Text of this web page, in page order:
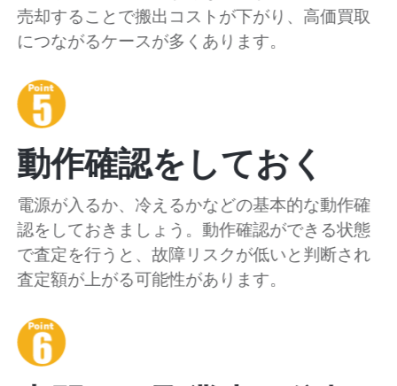
売却することで搬出コストが下がり、高価買取
につながるケースが多くあります。
動作確認をしておく
電源が入るか、冷えるかなどの基本的な動作確
認をしておきましょう。動作確認ができる状態
で査定を行うと、故障リスクが低いと判断され
査定額が上がる可能性があります。